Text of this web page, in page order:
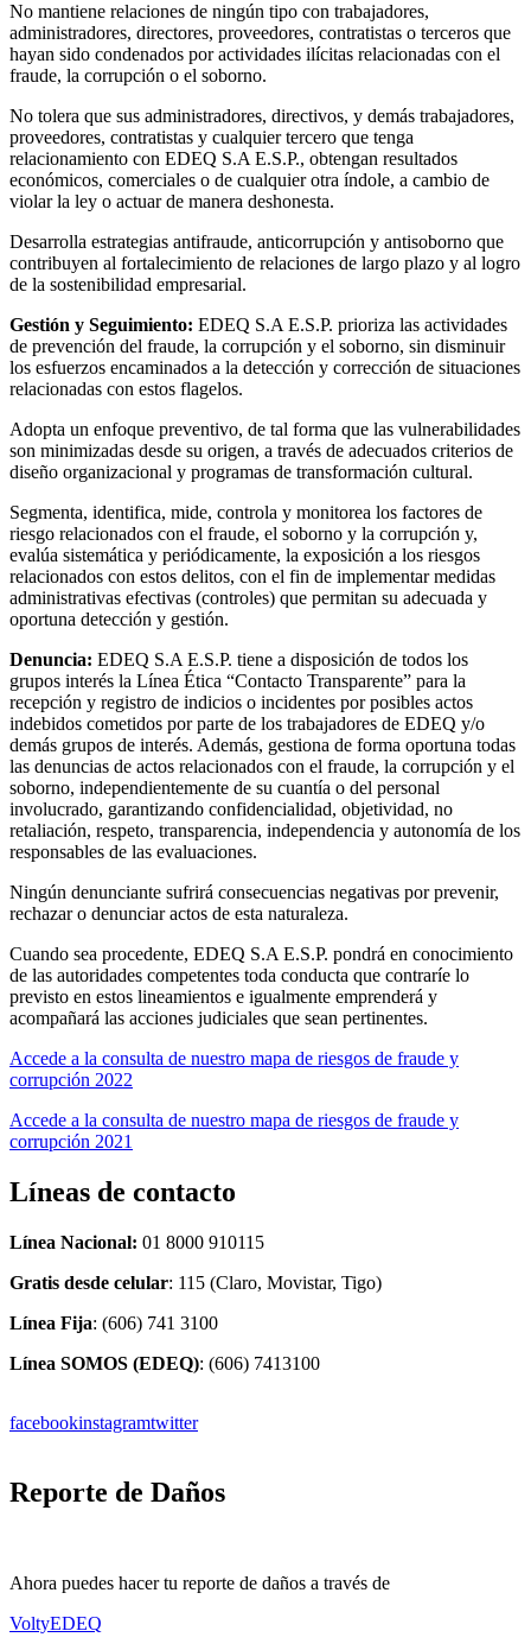
No mantiene relaciones de ningún tipo con trabajadores,
administradores, directores, proveedores, contratistas o terceros que
hayan sido condenados por actividades ilícitas relacionadas con el
fraude, la corrupción o el soborno.
No tolera que sus administradores, directivos, y demás trabajadores,
proveedores, contratistas y cualquier tercero que tenga
relacionamiento con EDEQ S.A E.S.P., obtengan resultados
económicos, comerciales o de cualquier otra índole, a cambio de
violar la ley o actuar de manera deshonesta.
Desarrolla estrategias antifraude, anticorrupción y antisoborno que
contribuyen al fortalecimiento de relaciones de largo plazo y al logro
de la sostenibilidad empresarial.
Gestión y Seguimiento: EDEQ S.A E.S.P. prioriza las actividades
de prevención del fraude, la corrupción y el soborno, sin disminuir
los esfuerzos encaminados a la detección y corrección de situaciones
relacionadas con estos flagelos.
Adopta un enfoque preventivo, de tal forma que las vulnerabilidades
son minimizadas desde su origen, a través de adecuados criterios de
diseño organizacional y programas de transformación cultural.
Segmenta, identifica, mide, controla y monitorea los factores de
riesgo relacionados con el fraude, el soborno y la corrupción y,
evalúa sistemática y periódicamente, la exposición a los riesgos
relacionados con estos delitos, con el fin de implementar medidas
administrativas efectivas (controles) que permitan su adecuada y
oportuna detección y gestión.
Denuncia: EDEQ S.A E.S.P. tiene a disposición de todos los
grupos interés la Línea Ética “Contacto Transparente” para la
recepción y registro de indicios o incidentes por posibles actos
indebidos cometidos por parte de los trabajadores de EDEQ y/o
demás grupos de interés. Además, gestiona de forma oportuna todas
las denuncias de actos relacionados con el fraude, la corrupción y el
soborno, independientemente de su cuantía o del personal
involucrado, garantizando confidencialidad, objetividad, no
retaliación, respeto, transparencia, independencia y autonomía de los
responsables de las evaluaciones.
Ningún denunciante sufrirá consecuencias negativas por prevenir,
rechazar o denunciar actos de esta naturaleza.
Cuando sea procedente, EDEQ S.A E.S.P. pondrá en conocimiento
de las autoridades competentes toda conducta que contraríe lo
previsto en estos lineamientos e igualmente emprenderá y
acompañará las acciones judiciales que sean pertinentes.
Accede a la consulta de nuestro mapa de riesgos de fraude y
corrupción 2022
Accede a la consulta de nuestro mapa de riesgos de fraude y
corrupción 2021
Líneas de contacto
Línea Nacional: 01 8000 910115
Gratis desde celular: 115 (Claro, Movistar, Tigo)
Línea Fija: (606) 741 3100
Línea SOMOS (EDEQ): (606) 7413100
facebookinstagramtwitter
Reporte de Daños
Ahora puedes hacer tu reporte de daños a través de
VoltyEDEQ